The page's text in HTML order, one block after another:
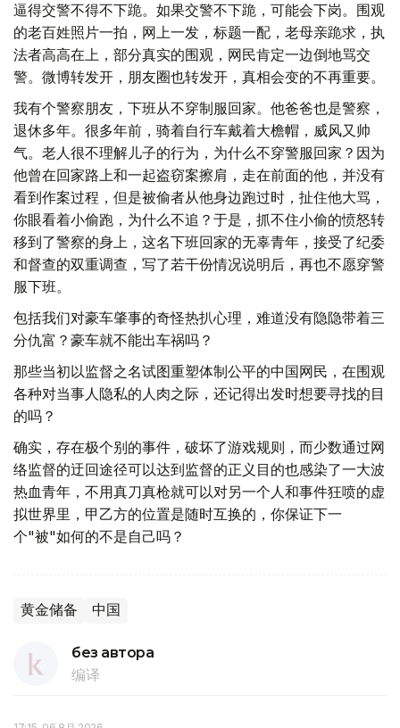
逼得交警不得不下跪。如果交警不下跪，可能会下岗。围观
的老百姓照片一拍，网上一发，标题一配，老母亲跪求，执
法者高高在上，部分真实的围观，网民肯定一边倒地骂交
警。微博转发开，朋友圈也转发开，真相会变的不再重要。
我有个警察朋友，下班从不穿制服回家。他爸爸也是警察，
退休多年。很多年前，骑着自行车戴着大檐帽，威风又帅
气。老人很不理解儿子的行为，为什么不穿警服回家？因为
他曾在回家路上和一起盗窃案擦肩，走在前面的他，并没有
看到作案过程，但是被偷者从他身边跑过时，扯住他大骂，
你眼看着小偷跑，为什么不追？于是，抓不住小偷的愤怒转
移到了警察的身上，这名下班回家的无辜青年，接受了纪委
和督查的双重调查，写了若干份情况说明后，再也不愿穿警
服下班。
包括我们对豪车肇事的奇怪热扒心理，难道没有隐隐带着三
分仇富？豪车就不能出车祸吗？
那些当初以监督之名试图重塑体制公平的中国网民，在围观
各种对当事人隐私的人肉之际，还记得出发时想要寻找的目
的吗？
确实，存在极个别的事件，破坏了游戏规则，而少数通过网
络监督的迂回途径可以达到监督的正义目的也感染了一大波
热血青年，不用真刀真枪就可以对另一个人和事件狂喷的虚
拟世界里，甲乙方的位置是随时互换的，你保证下一
个"被"如何的不是自己吗？
黄金储备 中国
без автора
编译